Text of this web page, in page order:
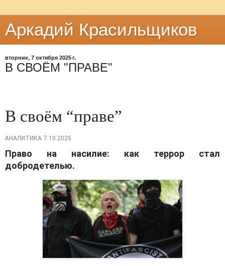
Аркадий Красильщиков
вторник, 7 октября 2025 г.
В СВОЁМ "ПРАВЕ"
В своём “праве”
АНАЛИТИКА 7.10.2025
Право на насилие: как террор стал
добродетелью.